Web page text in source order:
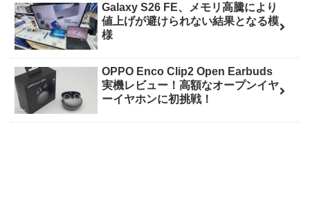
Galaxy S26 FE、メモリ高騰により
値上げが避けられない結果となる模
様
OPPO Enco Clip2 Open Earbuds
実機レビュー！高額なオープンイヤ
ーイヤホンに初挑戦！